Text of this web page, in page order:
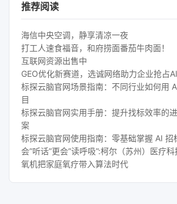
推荐阅读
海信中央空调，静享清凉一夜
打工人速食福音，和府捞面番茄牛肉面！
互联网资源出售中
GEO优化新赛道，选诚网络助力企业抢占
标探云脑官网场景指南：不同行业如何用
目
标探云脑官网实用手册：提升找标效率的
案
标探云脑官网使用指南：零基础掌握 AI 招
会”听话”更会”读呼吸”:柯尔（苏州）医疗
氧机把家庭氧疗带入算法时代